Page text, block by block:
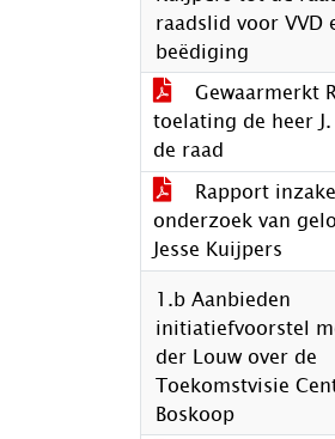
raadslid voor VVD
beëdiging
Gewaarmerkt
toelating de heer
de raad
Rapport
onderzoek van
Jesse Kuijpers
1.b Aanbieden
initiatiefvoorstel
der Louw over de
Toekomstvisie
Boskoop